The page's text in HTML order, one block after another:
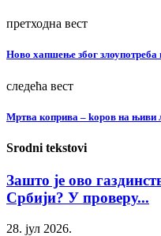
претходна вест
Ново хапшење због злоупотреба
следећа вест
Мртва коприва – kоров на њиви
Srodni tekstovi
Зашто је ово
Србији? У проверу...
28. јул 2026.